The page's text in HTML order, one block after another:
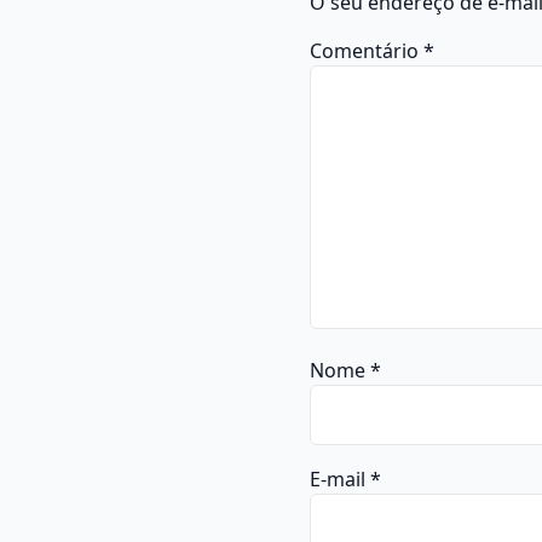
Comentário *
Nome*
E-mail *